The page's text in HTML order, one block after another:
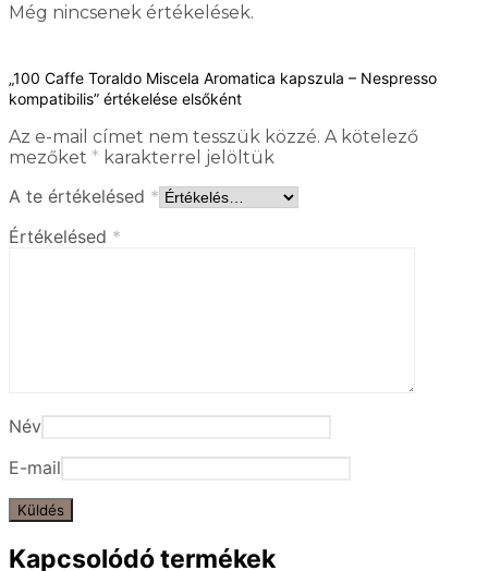
Még nincsenek értékelések.
„100 Caffe Toraldo Miscela Aromatica kapszula – Nespresso
kompatibilis” értékelése elsőként
Az e-mail címet nem tesszük közzé. A kötelező
mezőket * karakterrel jelöltük
A te értékelésed *
Értékelésed *
Név
E-mail
Kapcsolódó termékek